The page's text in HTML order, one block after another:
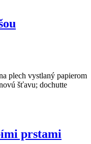
plech vystlaný papierom
šťavu; dochutte
prstami